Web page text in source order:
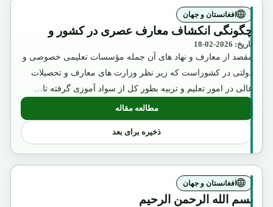
افغانستان و جهان
چگونگی انکشاف معارف عصری در کشور و
تاریخ: 2026-02-18
مقصد از معارف و نهاد های آن جمله مؤسسات تعلیمی خصوصی و
دولتی در کشوراست که زیر نظر وزارت های معارف و تحصیلات
عالی در امور تعلیم و تربیه بطور کل از سواد آموزی گرفته تا…
مطالعه مقاله: چگونگی انکشاف معارف عصری در کشور
ذخیره برای بعد
افغانستان و جهان
بسم الله الرحمن الرحیم